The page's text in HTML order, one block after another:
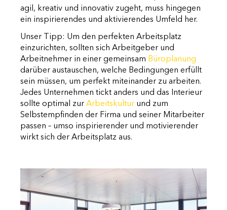
agil, kreativ und innovativ zugeht, muss hingegen
ein inspirierendes und aktivierendes Umfeld her.
Unser Tipp: Um den perfekten Arbeitsplatz
einzurichten, sollten sich Arbeitgeber und
Arbeitnehmer in einer gemeinsam Büroplanung
darüber austauschen, welche Bedingungen erfüllt
sein müssen, um perfekt miteinander zu arbeiten.
Jedes Unternehmen tickt anders und das Interieur
sollte optimal zur Arbeitskultur und zum
Selbstempfinden der Firma und seiner Mitarbeiter
passen – umso inspirierender und motivierender
wirkt sich der Arbeitsplatz aus.